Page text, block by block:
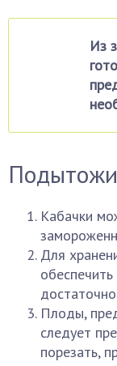
Из
Кабачки
Для
Плоды,
следует
порезать,